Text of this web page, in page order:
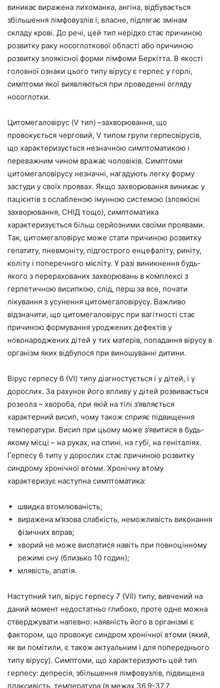
виникає виражена лихоманка, ангіна, відбувається
збільшення лімфовузлів і, власне, підлягає змінам
складу крові. До речі, цей тип нерідко стає причиною
розвитку раку носоглоткової області або причиною
розвитку злоякісної форми лімфоми Беркітта. В якості
головної ознаки цього типу вірусу є герпес у горлі,
симптоми якої виявляються при проведенні огляду
носоглотки.
Цитомегаловірус (V тип) –захворювання, що
провокується черговий, V типом групи герпесвірусів,
що характеризується незначною симптоматикою і
переважним чином вражає чоловіків. Симптоми
цитомегаловірусу незначні, нагадують легку форму
застуди у своїх проявах. Якщо захворювання виникає у
пацієнтів з ослабленою імунною системою (злоякісні
захворювання, СНІД тощо), симптоматика
характеризується більш серйозними своїми проявами.
Так, цитомегаловірус може стати причиною розвитку
гепатиту, пневмоніту, підгострого енцефаліту, риніту,
коліту і поперечного мієліту. У разі виникнення будь-
якого з перерахованих захворювань в комплексі з
герпетичною висипкою, слід, перш за все, почати
лікування з усунення цитомегаловірусу. Важливо
відзначити, що цитомегаловірус при вагітності стає
причиною формування уроджених дефектів у
новонароджених дітей у тих матерів, попадання вірусу в
організм яких відбулося при виношуванні дитини.
Вірус герпесу 6 (VI) типу діагностується і у дітей, і у
дорослих. За рахунок його впливу у дітей розвивається
розеола – хвороба, при якій на тілі з’являється
характерний висип, чому також сприяє підвищення
температури. Висип при цьому може з’явитися в будь-
якому місці – на руках, на спині, на губі, на геніталіях.
Герпесу 6 типу у дорослих стає причиною розвитку
синдрому хронічної втоми. Хронічну втому
характеризує наступна симптоматика:
швидка втомлюваність;
виражена м’язова слабкість, неможливість виконання
фізичних вправ;
хворий не може виспатися навіть при повноцінному
режимі сну (близько 10 годин);
млявість, апатія.
Наступний тип, вірус герпесу 7 (VII) типу, вивчений на
даний момент недостатньо глибоко, проте одне можна
стверджувати напевно: наявність його в організмі є
фактором, що провокує синдром хронічної втоми (який,
як ви помітили, є також актуальним і для попереднього
типу вірусу). Симптоми, що характеризують цей тип
герпесу: депресія, збільшення лімфовузлів, підвищена
плаксивість, температура (в межах 36,9-37,7,